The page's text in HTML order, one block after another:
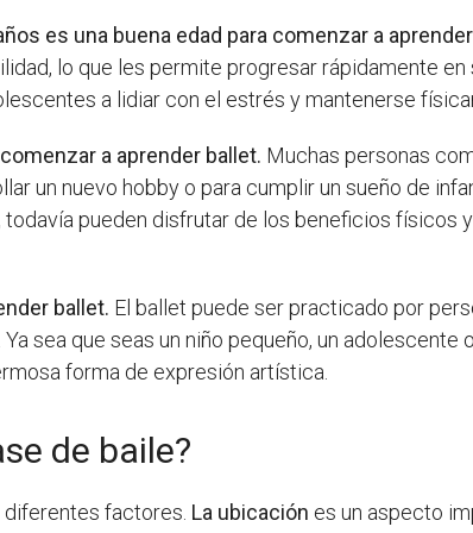
es una buena edad para comenzar a
lo que les permite progresar rápidamente
a lidiar con el estrés y mantenerse
a aprender ballet. Muchas personas
un nuevo hobby o para cumplir un sueño de
pueden disfrutar de los beneficios físicos
ballet. El ballet puede ser practicado por
sea que seas un niño pequeño, un
forma de expresión artística.
de baile?
diferentes factores. La ubicación es un aspecto